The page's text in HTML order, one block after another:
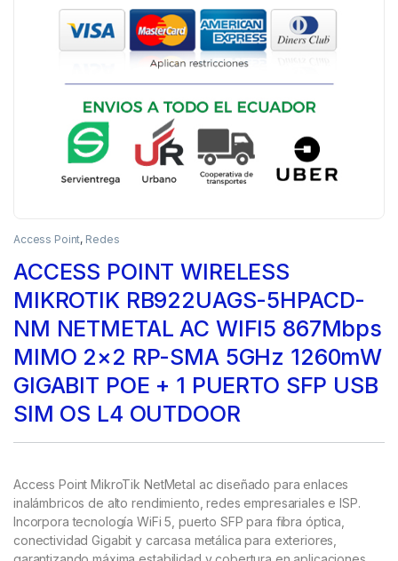
Access Point, Redes
ACCESS POINT WIRELESS
MIKROTIK RB922UAGS-5HPACD-
NM NETMETAL AC WIFI5 867Mbps
MIMO 2×2 RP-SMA 5GHz 1260mW
GIGABIT POE + 1 PUERTO SFP USB
SIM OS L4 OUTDOOR
Access Point MikroTik NetMetal ac diseñado para enlaces
inalámbricos de alto rendimiento, redes empresariales e ISP.
Incorpora tecnología WiFi 5, puerto SFP para fibra óptica,
conectividad Gigabit y carcasa metálica para exteriores,